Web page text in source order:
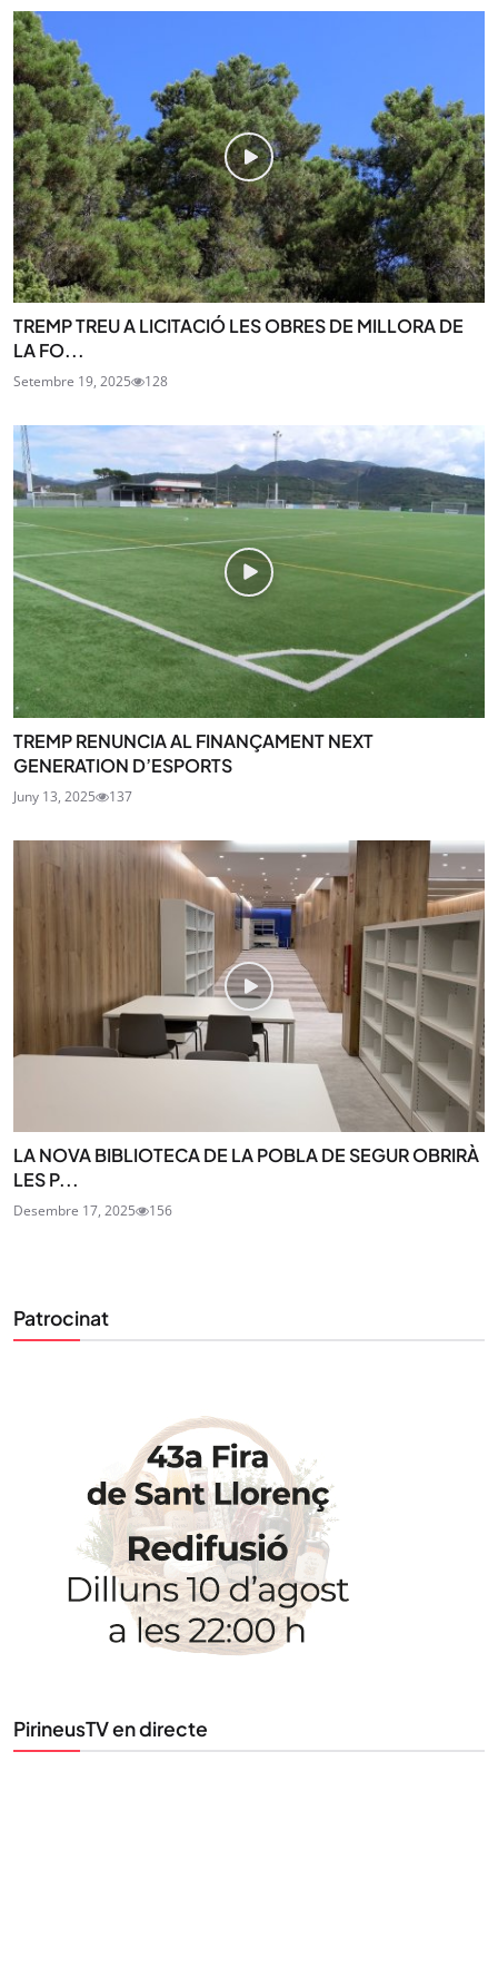
TREMP TREU A LICITACIÓ LES OBRES DE MILLORA DE
LA FO...
Setembre 19, 2025 128
TREMP RENUNCIA AL FINANÇAMENT NEXT
GENERATION D’ESPORTS
Juny 13, 2025 137
LA NOVA BIBLIOTECA DE LA POBLA DE SEGUR OBRIRÀ
LES P...
Desembre 17, 2025 156
Patrocinat
PirineusTV en directe
STAY UPDATED
Uneix-te al nostre butlletí
Tota l’actualitat, seleccionada i enviada directament
al teu correu. Subscriu-te al nostre butlletí i segueix
la informació que importa.
SUBSCRIU-TE